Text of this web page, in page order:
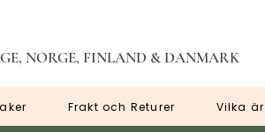
NORGE, FINLAND & DANMARK
Frakt och Returer Vilka